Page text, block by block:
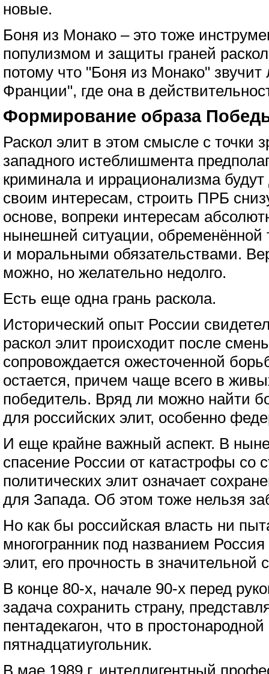
новые.
Боня из Монако – это тоже
популизмом и защиты граней
потому что "Боня из Монако"
Франции", где она в
Формирование образа
Раскол элит в этом смысле с точки
западного истеблишмента
криминала и иррационализма будут
своим интересам, строить ПРБ
основе, вопреки интересам
нынешней ситуации,
и моральными обязательствами.
можно, но желательно недолго.
Есть еще одна грань раскола.
Исторический опыт России
раскол элит происходит после
сопровождается ожесточенной
остается, причем чаще всего в
победитель. Вряд ли можно найти
для российских элит, особенно
И еще крайне важный аспект. В
спасение России от катастрофы со
политических элит означает
для Запада. Об этом тоже нельзя
Но как бы российская власть ни
многогранник под названием
элит, его прочность в значительной
В конце 80-х, начале 90-х перед
задача сохранить страну,
пентадекагон, что в
пятнадцатиугольник.
В мае 1989 г. интеллигентный